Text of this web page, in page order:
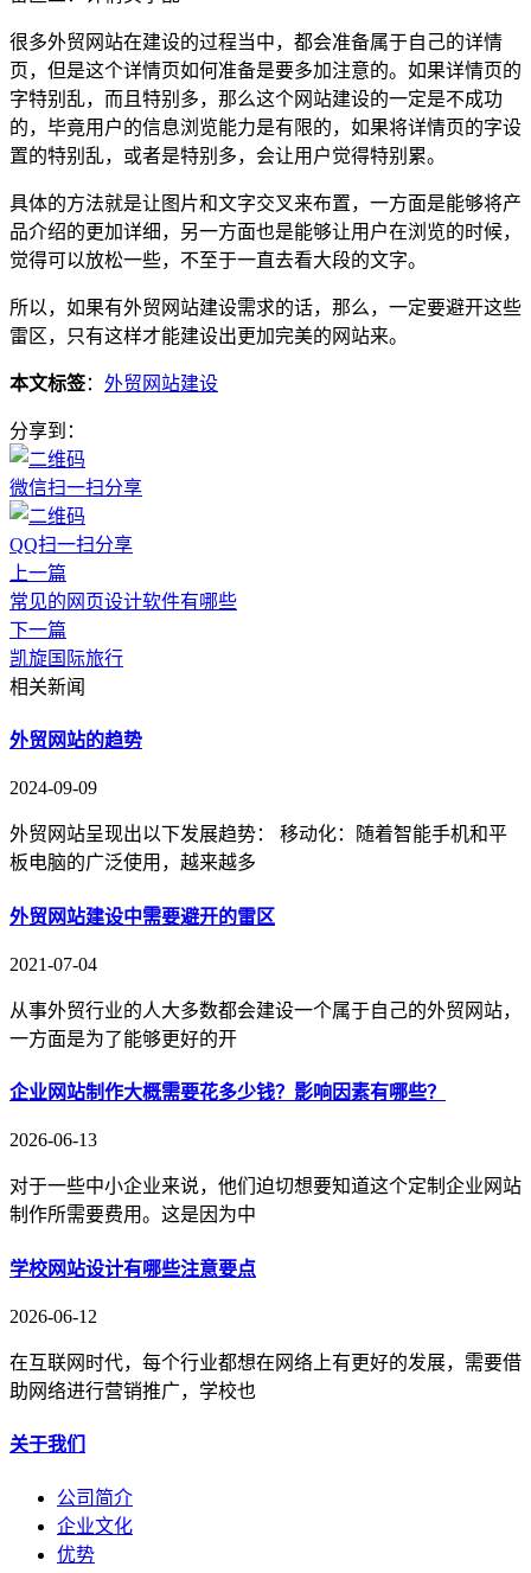
很多外贸网站在建设的过程当中，都会准备属于自己的详情
页，但是这个详情页如何准备是要多加注意的。如果详情页的
字特别乱，而且特别多，那么这个网站建设的一定是不成功
的，毕竟用户的信息浏览能力是有限的，如果将详情页的字设
置的特别乱，或者是特别多，会让用户觉得特别累。
具体的方法就是让图片和文字交叉来布置，一方面是能够将产
品介绍的更加详细，另一方面也是能够让用户在浏览的时候，
觉得可以放松一些，不至于一直去看大段的文字。
所以，如果有外贸网站建设需求的话，那么，一定要避开这些
雷区，只有这样才能建设出更加完美的网站来。
本文标签： 外贸网站建设
分享到：
微信扫一扫分享
QQ扫一扫分享
上一篇
常见的网页设计软件有哪些
下一篇
凯旋国际旅行
相关新闻
外贸网站的趋势
2024-09-09
外贸网站呈现出以下发展趋势： 移动化：随着智能手机和平
板电脑的广泛使用，越来越多
外贸网站建设中需要避开的雷区
2021-07-04
从事外贸行业的人大多数都会建设一个属于自己的外贸网站，
一方面是为了能够更好的开
企业网站制作大概需要花多少钱？影响因素有哪些？
2026-06-13
对于一些中小企业来说，他们迫切想要知道这个定制企业网站
制作所需要费用。这是因为中
学校网站设计有哪些注意要点
2026-06-12
在互联网时代，每个行业都想在网络上有更好的发展，需要借
助网络进行营销推广，学校也
关于我们
公司简介
企业文化
优势